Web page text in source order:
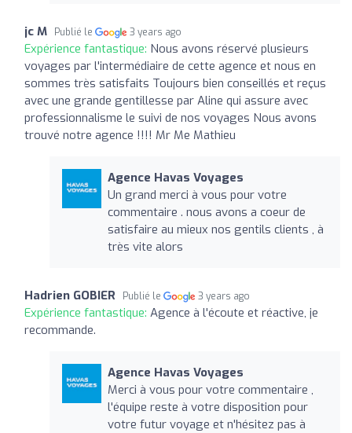
jc M Publié le 3 years ago
Expérience fantastique: Nous avons réservé plusieurs
voyages par l'intermédiaire de cette agence et nous en
sommes très satisfaits Toujours bien conseillés et reçus
avec une grande gentillesse par Aline qui assure avec
professionnalisme le suivi de nos voyages Nous avons
trouvé notre agence !!!! Mr Me Mathieu
Agence Havas Voyages
Un grand merci à vous pour votre
commentaire . nous avons a coeur de
satisfaire au mieux nos gentils clients , à
très vite alors
Hadrien GOBIER Publié le 3 years ago
Expérience fantastique: Agence à l'écoute et réactive, je
recommande.
Agence Havas Voyages
Merci à vous pour votre commentaire ,
l'équipe reste à votre disposition pour
votre futur voyage et n'hésitez pas à